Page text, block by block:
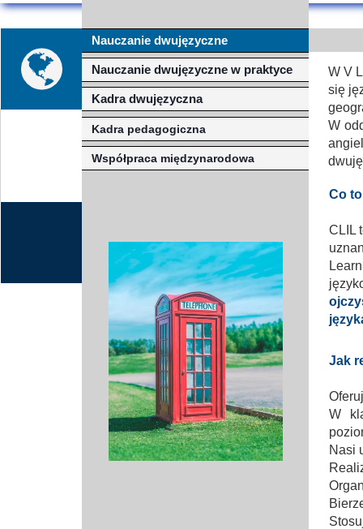
Jak
W
Nasi
Co
CLIL
W V
się
W
Współpraca międzynarodowa
Kadra pedagogiczna
Kadra dwujęzyczna
Nauczanie dwujęzyczne w praktyce
Nauczanie dwujęzyczne
Pomoc
Misja szkoły
Kadra pedagogiczna
Rada Szkoły
Sukcesy
Biblioteka szkolna
Pedagog i Psycholog
Egzaminy i sprawdziany
Matura
Samorząd Szkolny
Wykaz podręczników
mLegitymacja
Konkursy, wykłady
Doradca Zawodowy
Gabinet PZiPP
Wyszukiwarka uczelni
Przerwy szkolne
Sprawdzian kompetencji
Ważne terminy
Regulamin rekrutacji
Dlaczego Zamoyski?